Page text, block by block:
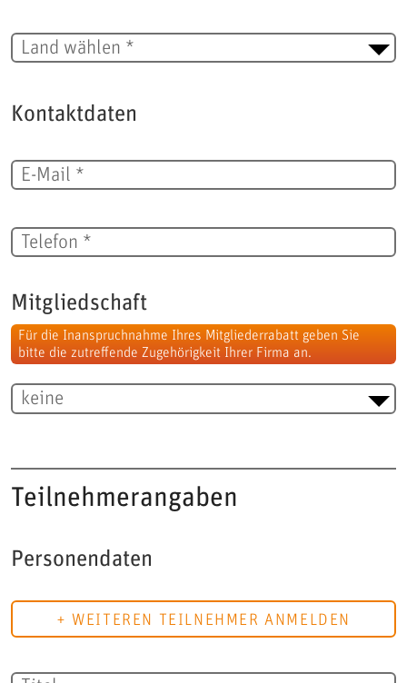
Kontaktdaten
E-Mail *
Telefon *
Mitgliedschaft
Für die Inanspruchnahme Ihres Mitgliederrabatt geben Sie
bitte die zutreffende Zugehörigkeit Ihrer Firma an.
Teilnehmerangaben
Personendaten
+ WEITEREN TEILNEHMER ANMELDEN